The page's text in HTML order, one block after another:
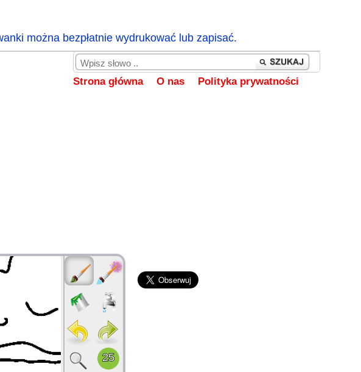
można bezpłatnie wydrukować lub zapisać.
Strona główna O nas Polityka prywatności